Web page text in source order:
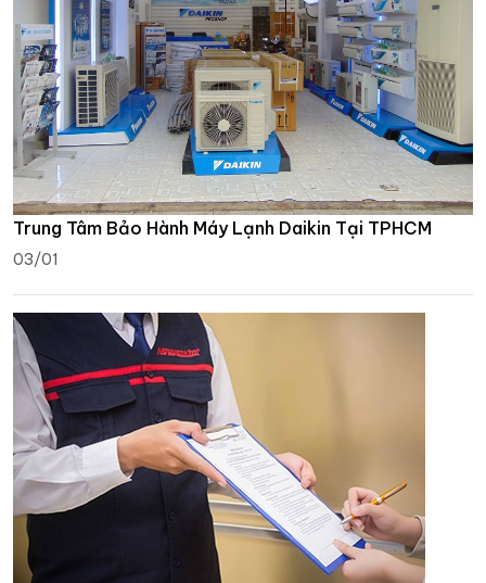
Trung Tâm Bảo Hành Máy Lạnh Daikin Tại TPHCM
03/01